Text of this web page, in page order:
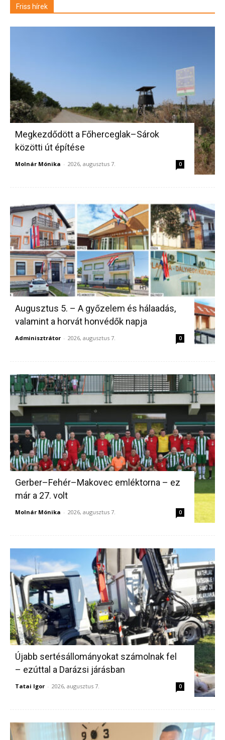
Friss hírek
Megkezdődött a Főherceglak–Sárok
közötti út építése
Molnár Mónika - 2026, augusztus 7. 0
Augusztus 5. – A győzelem és hálaadás,
valamint a horvát honvédők napja
Adminisztrátor - 2026, augusztus 7. 0
Gerber–Fehér–Makovec emléktorna – ez
már a 27. volt
Molnár Mónika - 2026, augusztus 7. 0
Újabb sertésállományokat számolnak fel
– ezúttal a Darázsi járásban
Tatai Igor - 2026, augusztus 7. 0